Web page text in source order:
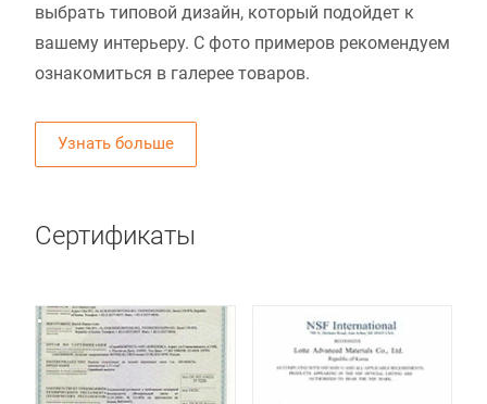
выбрать типовой дизайн, который подойдет к
вашему интерьеру. С фото примеров рекомендуем
ознакомиться в галерее товаров.
Узнать больше
Сертификаты